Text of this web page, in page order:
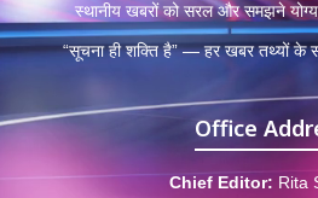
स्थानीय खबरों को सरल और समझने
“सूचना ही शक्ति है” — हर खबर तथ्यों के
Office
Chief Editor: Rita